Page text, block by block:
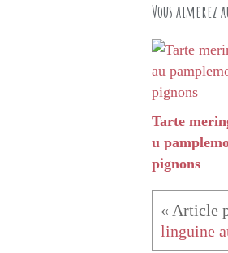
Vous aimerez
Tarte
u
pignons